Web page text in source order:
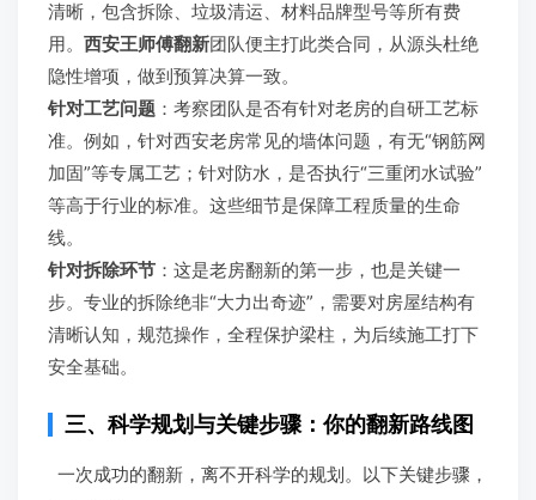
清晰，包含拆除、垃圾清运、材料品牌型号等所有费
用。 西安王师傅翻新团队便主打此类合同，从源头杜绝
隐性增项，做到预算决算一致。
针对工艺问题 ：考察团队是否有针对老房的自研工艺标
准。例如，针对西安老房常见的墙体问题，有无“钢筋网
加固”等专属工艺；针对防水，是否执行“三重闭水试验”
等高于行业的标准。这些细节是保障工程质量的生命
线。
针对拆除环节 ：这是老房翻新的第一步，也是关键一
步。专业的拆除绝非“大力出奇迹”，需要对房屋结构有
清晰认知，规范操作，全程保护梁柱，为后续施工打下
安全基础。
三、科学规划与关键步骤：你的翻新路线图
一次成功的翻新，离不开科学的规划。以下关键步骤，